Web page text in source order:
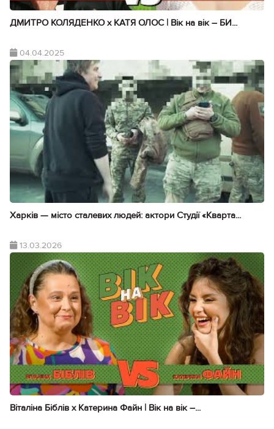
ДМИТРО КОЛЯДЕНКО х КАТЯ ОЛОС | Вік на вік – БИ...
04.04.2025
Харків — місто сталевих людей: актори Студії «Кварта...
13.03.2026
Віталіна Біблів х Катерина Файн | Вік на вік –...